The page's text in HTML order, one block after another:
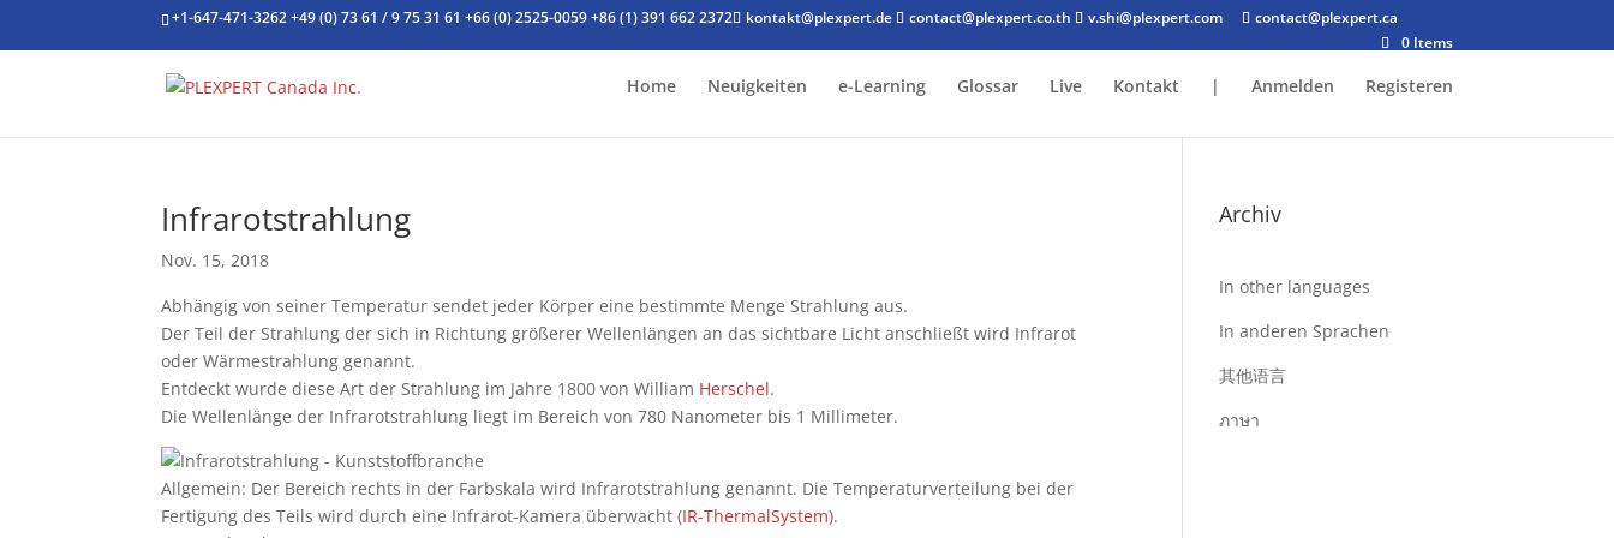
+1-647-471-3262 +49 (0) 73 61 / 9 75 31 61+66 (0) 2525-0059 +86 (1) 391 662 2372 kontakt@plexpert.de contact@plexpert.co.th v.shi@plexpert.com
contact@plexpert.ca
0 Items
Home Neuigkeiten e-Learning Glossar Live Kontakt | Anmelden Registeren
Infrarotstrahlung
Nov. 15, 2018
Abhängig von seiner Temperatur sendet jeder Körper eine bestimmte Menge Strahlung aus.
Der Teil der Strahlung der sich in Richtung größerer Wellenlängen an das sichtbare Licht anschließt wird Infrarot
oder Wärmestrahlung genannt.
Entdeckt wurde diese Art der Strahlung im Jahre 1800 von William Herschel.
Die Wellenlänge der Infrarotstrahlung liegt im Bereich von 780 Nanometer bis 1 Millimeter.
Allgemein: Der Bereich rechts in der Farbskala wird Infrarotstrahlung genannt. Die Temperaturverteilung bei der
Fertigung des Teils wird durch eine Infrarot-Kamera überwacht (IR-ThermalSystem).
Archiv
In other languages
In anderen Sprachen
其他语言
ภาษา